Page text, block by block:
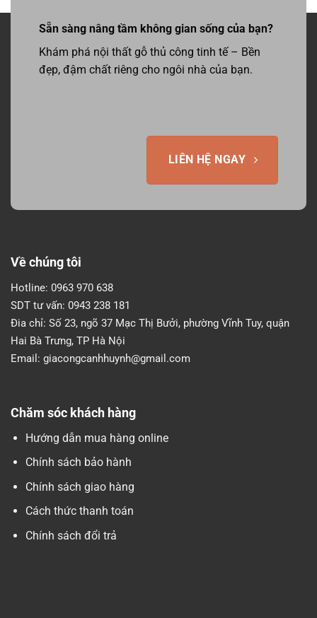
Sẵn sàng nâng tầm không gian sống của bạn?
Khám phá nội thất gỗ thủ công tinh tế – Bền
đẹp, đậm chất riêng cho ngôi nhà của bạn.
LIÊN HỆ NGAY
Về chúng tôi
Hotline: 0963 970 638
SDT tư vấn: 0943 238 181
Đia chỉ: Số 23, ngõ 37 Mạc Thị Bưởi, phường Vĩnh Tuy, quận
Hai Bà Trưng, TP Hà Nội
Email: giacongcanhhuynh@gmail.com
Chăm sóc khách hàng
Hướng dẫn mua hàng online
Chính sách bảo hành
Chính sách giao hàng
Cách thức thanh toán
Chính sách đổi trả